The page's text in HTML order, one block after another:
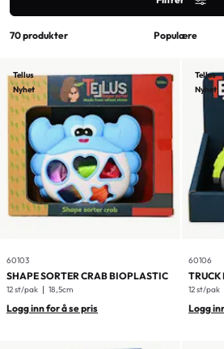
70 produkter
Tellus
Nyhet
60103
SHAPE SORTER CRAB BIOPLASTIC
12 st/pak 18,5cm
Logg inn for å se pris
Tellus
Nyhet
60106
12 st/pak
Logg